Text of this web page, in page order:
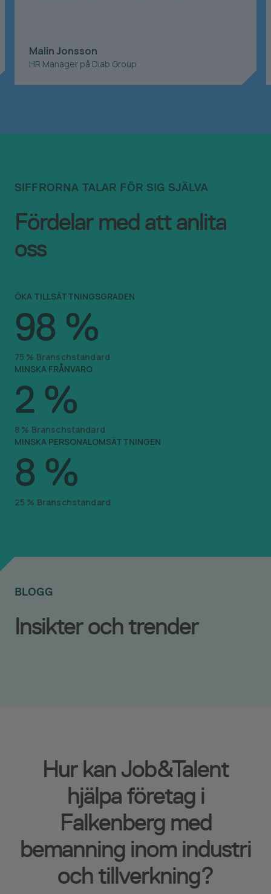
Malin Jonsson
HR Manager på Diab Group
Fördelar med att anlita
oss
SIFFRORNA TALAR FÖR SIG SJÄLVA
ÖKA TILLSÄTTNINGSGRADEN
98 %
75 % Branschstandard
MINSKA FRÅNVARO
2 %
8 % Branschstandard
MINSKA PERSONALOMSÄTTNINGEN
8 %
25 % Branschstandard
Insikter och trender
BLOGG
Hur kan Job&Talent
hjälpa företag i
Falkenberg med
bemanning inom industri
och tillverkning?